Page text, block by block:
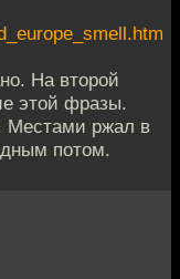
На второй
этой фразы.
Местами ржал в
потом.